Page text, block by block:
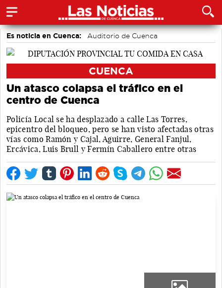
Es noticia en Cuenca: Auditorio de Cuenca
CUENCA
Un atasco colapsa el tráfico en el
centro de Cuenca
Policía Local se ha desplazado a calle Las Torres,
epicentro del bloqueo, pero se han visto afectadas otras
vías como Ramón y Cajal, Aguirre, General Fanjul,
Ercávica, Luis Brull y Fermín Caballero entre otras